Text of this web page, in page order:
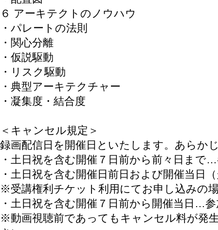
６ アーキテクトのノウハウ
・パレートの法則
・関心分離
・仮説駆動
・リスク駆動
・典型アーキテクチャー
・凝集度・結合度
＜キャンセル規定＞
録画配信日を開催日といたします。あらか
・土日祝を含む開催７日前から前々日まで
・土日祝を含む開催日前日および開催当日
※受講権利チケット利用にてお申し込みの
・土日祝を含む開催７日前から開催当日…
※動画視聴前であってもキャンセル料が発